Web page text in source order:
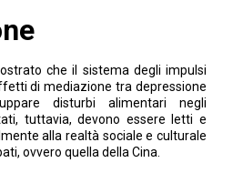
che il sistema degli impulsi
di mediazione tra depressione
disturbi alimentari negli
tuttavia, devono essere letti e
alla realtà sociale e culturale
ovvero quella della Cina.